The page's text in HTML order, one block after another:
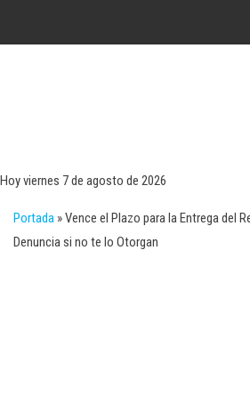
Hoy viernes 7 de agosto de 2026
Portada »Vence el Plazo para la Entrega del
Denuncia si no te lo Otorgan